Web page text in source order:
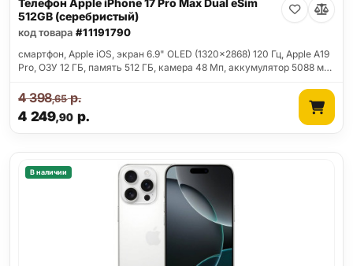
Телефон Apple iPhone 17 Pro Max Dual eSim
512GB (серебристый)
код товара #11191790
смартфон, Apple iOS, экран 6.9" OLED (1320x2868) 120 Гц, Apple A19
Pro, ОЗУ 12 ГБ, память 512 ГБ, камера 48 Мп, аккумулятор 5088 м…
4 249,90 р.
4 398,65р.
В наличии